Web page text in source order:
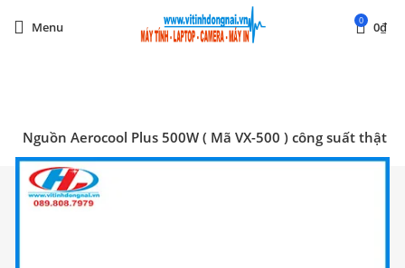
Menu 0 0₫
Nguồn Aerocool Plus 500W ( Mã VX-500 ) công suất thật